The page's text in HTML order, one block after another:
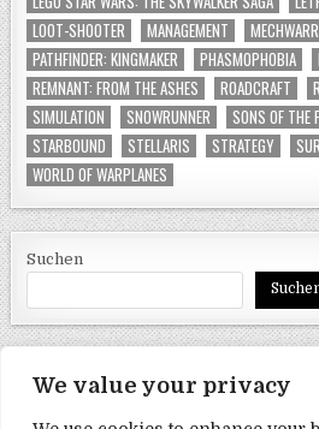
We value your privacy
LOOT-SHOOTER
MANAGEMENT
PATHFINDER: KINGMAKER
PHASMOPHOBIA
REMNANT: FROM THE ASHES
ROADCRAFT
SIMULATION
SNOWRUNNER SONS OF THE
STARBOUND
STELLARIS STRATEGY
WORLD OF WARPLANES
Suchen